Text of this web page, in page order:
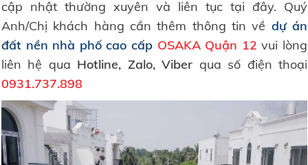
cập nhật thường xuyên và liên tục tại đây. Quý
Anh/Chị khách hàng cần thêm thông tin về dự án
đất nền nhà phố cao cấp OSAKA Quận 12 vui lòng
liên hệ qua Hotline, Zalo, Viber qua số điện thoại
0931.737.898